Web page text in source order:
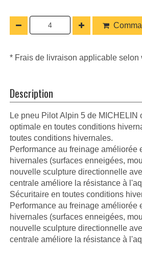
* Frais de livraison applicable selon
Description
Le pneu Pilot Alpin 5 de MICHELIN
optimale en toutes conditions
toutes conditions hivernales.
Performance au freinage améliorée
hivernales (surfaces enneigées,
nouvelle sculpture directionnelle
centrale améliore la résistance à
Sécuritaire en toutes conditions
Performance au freinage améliorée
hivernales (surfaces enneigées,
nouvelle sculpture directionnelle
centrale améliore la résistance à